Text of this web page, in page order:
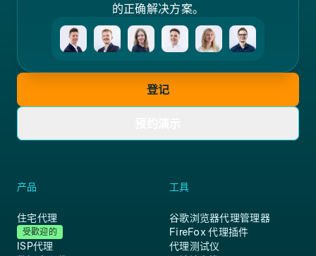
的正确解决方案。
登记
产品
住宅代理
受歡迎的
ISP代理
工具
谷歌浏览器代理管理器
FireFox 代理插件
代理测试仪